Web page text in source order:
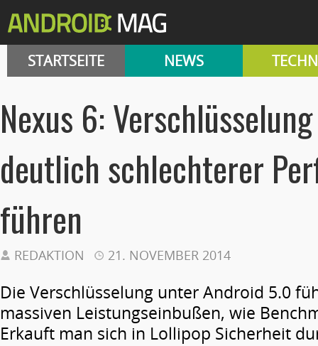
STARTSEITE NEWS
Nexus 6:
deutlich schlechterer
führen
REDAKTION 21. NOVEMBER 2014
Die Verschlüsselung unter Android 5.0
massiven Leistungseinbußen, wie
Erkauft man sich in Lollipop Sicherheit